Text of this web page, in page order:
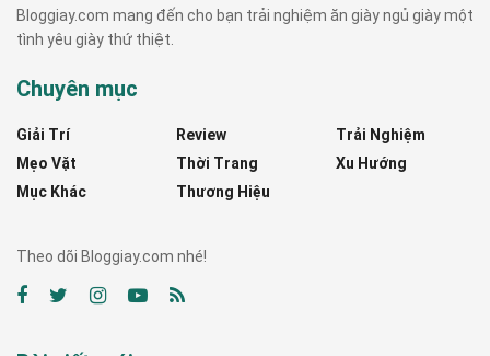
Bloggiay.com mang đến cho bạn trải nghiệm ăn giày ngủ giày một
tình yêu giày thứ thiệt.
Chuyên mục
Giải Trí
Mẹo Vặt
Mục Khác
Review
Thời Trang
Thương Hiệu
Trải Nghiệm
Xu Hướng
Theo dõi Bloggiay.com nhé!